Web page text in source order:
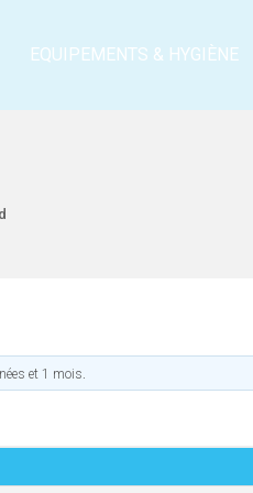
EQUIPEMENTS & HYGIÈNE
et 1 mois.